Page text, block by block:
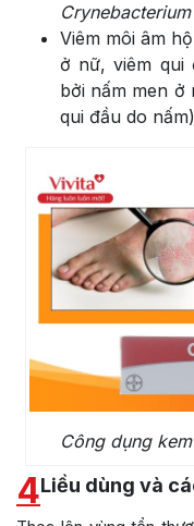
Viêm môi âm
ở nữ, viêm qui
bởi nấm men ở
qui đầu do
Công dụng
4Liều dùng và